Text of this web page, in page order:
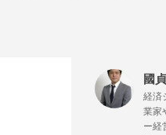
國
経済
業家
ー経